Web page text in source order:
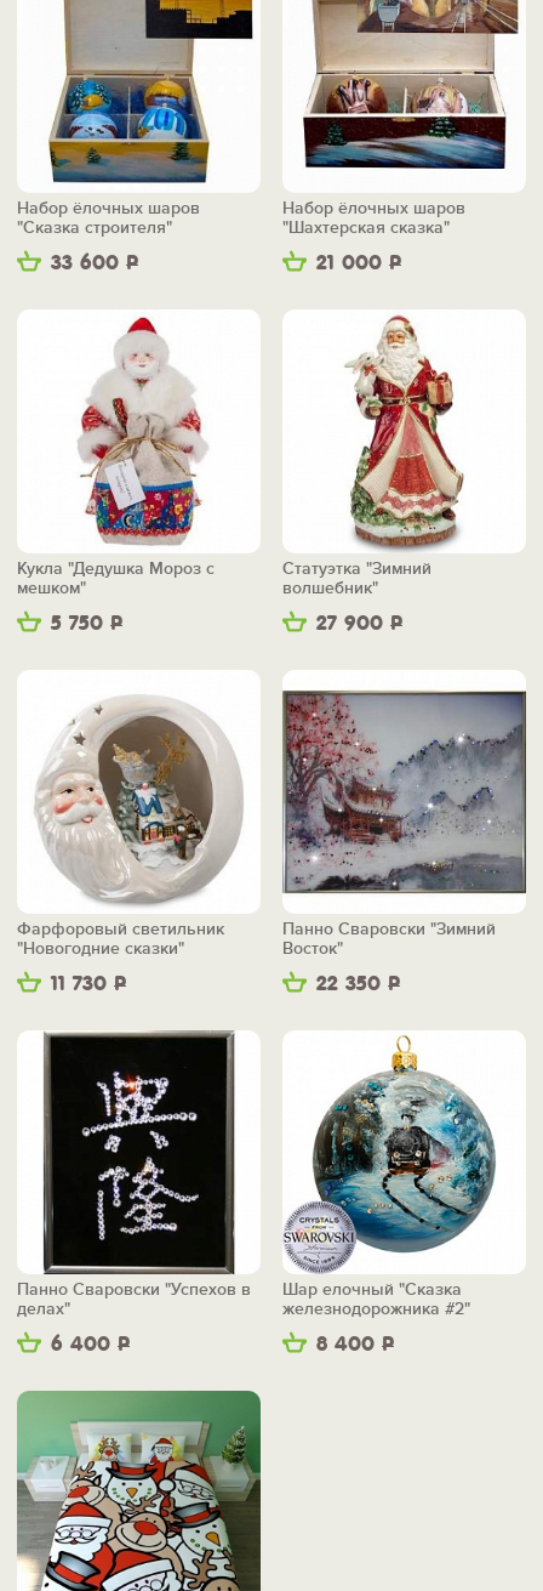
33 600 Р
Набор ёлочных шаров
"Сказка строителя"
21 000 Р
Набор ёлочных шаров
"Шахтерская сказка"
5 750 Р
Кукла "Дедушка Мороз с
мешком"
27 900 Р
Статуэтка "Зимний
волшебник"
11 730 Р
Фарфоровый светильник
"Новогодние сказки"
22 350 Р
Панно Сваровски "Зимний
Восток"
6 400 Р
Панно Сваровски "Успехов в
делах"
8 400 Р
Шар елочный "Сказка
железнодорожника #2"